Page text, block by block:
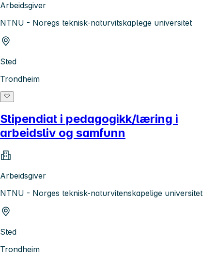
Arbeidsgiver
NTNU - Noregs teknisk-naturvitskaplege universitet
Sted
Trondheim
Stipendiat i pedagogikk/læring i
arbeidsliv og samfunn
Arbeidsgiver
NTNU - Norges teknisk-naturvitenskapelige universitet
Sted
Trondheim